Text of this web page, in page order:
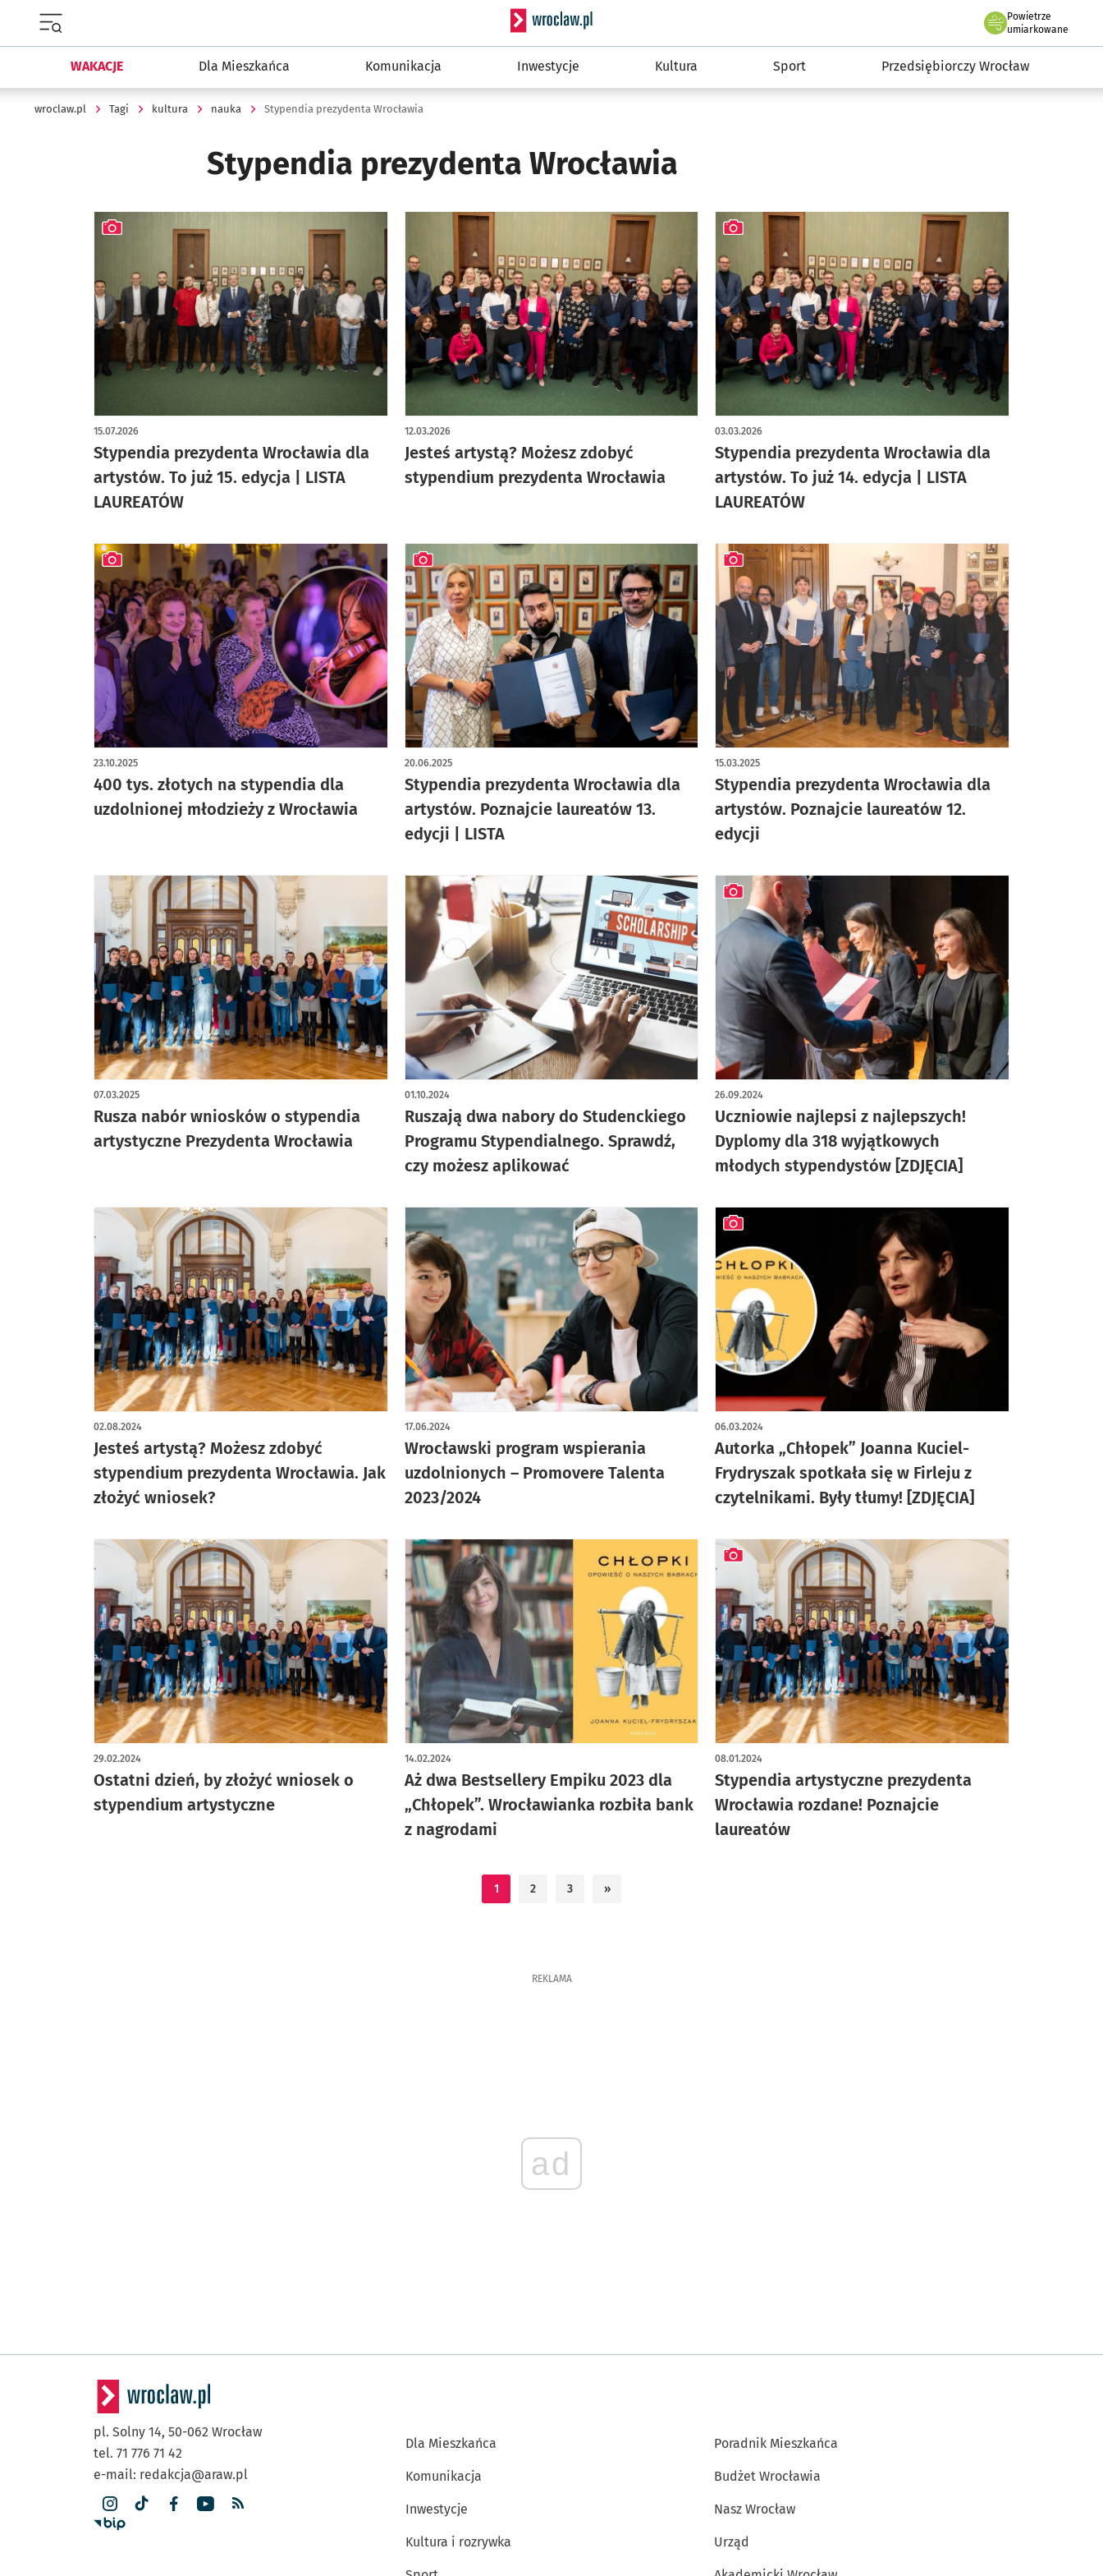
Serwis informacyjny wroclaw.pl
Powietrze
we Wrocławiu
umiarkowane
WAKACJE Dla Mieszkańca Komunikacja Inwestycje Kultura Sport Przedsiębiorczy Wrocław
wroclaw.pl Tagi kultura nauka Stypendia prezydenta Wrocławia
Stypendia prezydenta Wrocławia
Stypendia prezydenta Wrocławia dla
artystów. To już 15. edycja | LISTA
LAUREATÓW
15.07.2026
artykuł z galerią zdjęć
Jesteś artystą? Możesz zdobyć
stypendium prezydenta Wrocławia
12.03.2026
Stypendia prezydenta Wrocławia dla
artystów. To już 14. edycja | LISTA
LAUREATÓW
03.03.2026
artykuł z galerią zdjęć
400 tys. złotych na stypendia dla
uzdolnionej młodzieży z Wrocławia
23.10.2025
artykuł z galerią zdjęć
Stypendia prezydenta Wrocławia dla
artystów. Poznajcie laureatów 13.
edycji | LISTA
20.06.2025
artykuł z galerią zdjęć
Stypendia prezydenta Wrocławia dla
artystów. Poznajcie laureatów 12.
edycji
15.03.2025
artykuł z galerią zdjęć
Rusza nabór wniosków o stypendia
artystyczne Prezydenta Wrocławia
07.03.2025
Ruszają dwa nabory do Studenckiego
Programu Stypendialnego. Sprawdź,
czy możesz aplikować
01.10.2024
Uczniowie najlepsi z najlepszych!
Dyplomy dla 318 wyjątkowych
młodych stypendystów [ZDJĘCIA]
26.09.2024
artykuł z galerią zdjęć
Jesteś artystą? Możesz zdobyć
stypendium prezydenta Wrocławia. Jak
złożyć wniosek?
02.08.2024
Wrocławski program wspierania
uzdolnionych – Promovere Talenta
2023/2024
17.06.2024
Autorka „Chłopek” Joanna Kuciel-
Frydryszak spotkała się w Firleju z
czytelnikami. Były tłumy! [ZDJĘCIA]
06.03.2024
artykuł z galerią zdjęć
Ostatni dzień, by złożyć wniosek o
stypendium artystyczne
29.02.2024
Aż dwa Bestsellery Empiku 2023 dla
„Chłopek”. Wrocławianka rozbiła bank
z nagrodami
14.02.2024
Stypendia artystyczne prezydenta
Wrocławia rozdane! Poznajcie
laureatów
08.01.2024
artykuł z galerią zdjęć
1 2 3 »
REKLAMA
ad
pl. Solny 14, 50-062 Wrocław
tel. 71 776 71 42
e-mail: redakcja@araw.pl
Dla Mieszkańca
Komunikacja
Inwestycje
Kultura i rozrywka
Poradnik Mieszkańca
Budżet Wrocławia
Nasz Wrocław
Urząd